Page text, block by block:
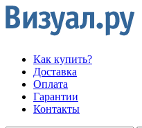
Как купить?
Доставка
Оплата
Гарантии
Контакты